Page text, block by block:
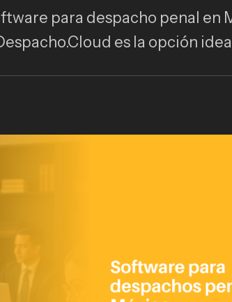
para despacho penal en
es la opción